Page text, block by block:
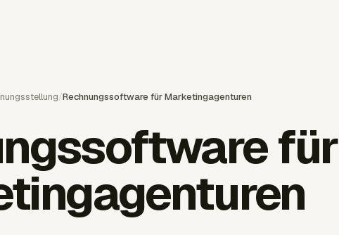
/Rechnungssoftware für Marketingagenturen
für